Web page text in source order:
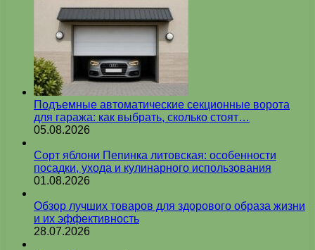
Подъемные автоматические секционные ворота
для гаража: как выбрать, сколько стоят…
05.08.2026
Сорт яблони Пепинка литовская: особенности
посадки, ухода и кулинарного использования
01.08.2026
Обзор лучших товаров для здорового образа жизни
и их эффективность
28.07.2026